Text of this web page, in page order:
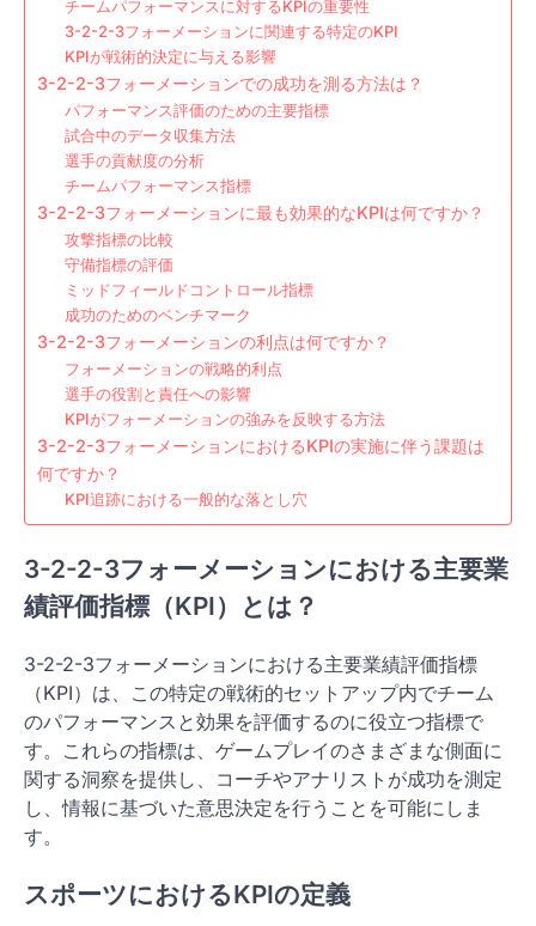
チームパフォーマンスに対するKPIの重要性
3-2-2-3フォーメーションに関連する特定のKPI
KPIが戦術的決定に与える影響
3-2-2-3フォーメーションでの成功を測る方法は？
パフォーマンス評価のための主要指標
試合中のデータ収集方法
選手の貢献度の分析
チームパフォーマンス指標
3-2-2-3フォーメーションに最も効果的なKPIは何ですか？
攻撃指標の比較
守備指標の評価
ミッドフィールドコントロール指標
成功のためのベンチマーク
3-2-2-3フォーメーションの利点は何ですか？
フォーメーションの戦略的利点
選手の役割と責任への影響
KPIがフォーメーションの強みを反映する方法
3-2-2-3フォーメーションにおけるKPIの実施に伴う課題は
何ですか？
KPI追跡における一般的な落とし穴
3-2-2-3フォーメーションにおける主要業
績評価指標（KPI）とは？
3-2-2-3フォーメーションにおける主要業績評価指標
（KPI）は、この特定の戦術的セットアップ内でチーム
のパフォーマンスと効果を評価するのに役立つ指標で
す。これらの指標は、ゲームプレイのさまざまな側面に
関する洞察を提供し、コーチやアナリストが成功を測定
し、情報に基づいた意思決定を行うことを可能にしま
す。
スポーツにおけるKPIの定義